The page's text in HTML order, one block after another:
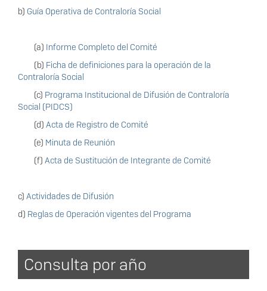
b) Guía Operativa de Contraloría Social
(a) Informe Completo del Comité
(b) Ficha de definiciones para la operación de la
Contraloría Social
(c) Programa Institucional de Difusión de Contraloría
Social (PIDCS)
(d) Acta de Registro de Comité
(e) Minuta de Reunión
(f) Acta de Sustitución de Integrante de Comité
c) Actividades de Difusión
d) Reglas de Operación vigentes del Programa
Consulta por año